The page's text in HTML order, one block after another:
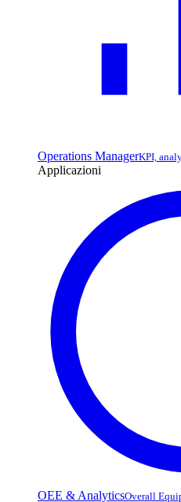
Operations ManagerKPI,
Applicazioni
OEE & AnalyticsOverall